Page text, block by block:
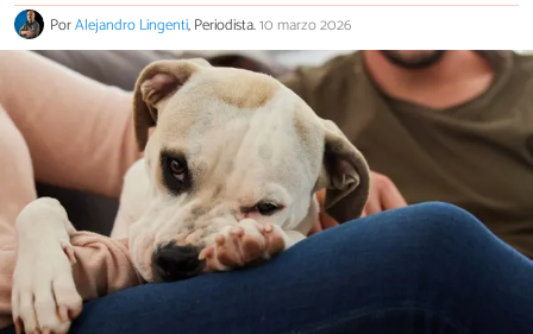
PorAlejandro Lingenti, Periodista.10 marzo 2026